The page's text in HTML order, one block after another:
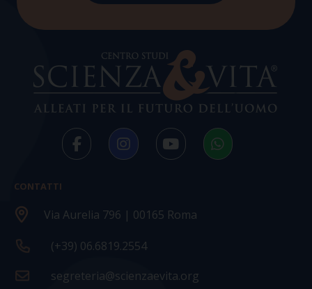
CONTATTI
Via Aurelia 796 | 00165 Roma
(+39) 06.6819.2554
segreteria@scienzaevita.org